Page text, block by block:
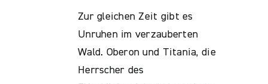
Zur gleichen Zeit gibt es
Unruhen im verzauberten
Wald. Oberon und Titania, die
Herrscher des